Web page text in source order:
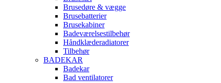
Brusedøre & vægge
Brusebatterier
Brusekabiner
Badeværelsestilbehør
Håndklæderadiatorer
Tilbehør
BADEKAR
Badekar
Bad ventilatorer